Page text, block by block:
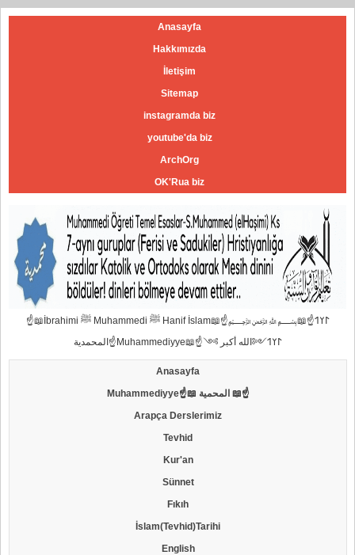
Anasayfa
Hakkımızda
İletişim
Sitemap
instagramda biz
youtube'da biz
ArchOrg
OK'Rua biz
☝📖İbrahimi ﷺ Muhammedi ﷺ Hanif İslam📖☝﷽𐰃𐰠𐰯☝📖
المحمدية☝Muhammediyye📖☝𐰃𐰠𐰯༺الله أكبر ༻
Anasayfa
Muhammediyye☝📖 المحمية 📖☝
Arapça Derslerimiz
Tevhid
Kur'an
Sünnet
Fıkıh
İslam(Tevhid)Tarihi
English